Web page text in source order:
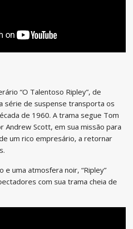
“O Talentoso Ripley”, de
série de suspense transporta os
de 1960. A trama segue Tom
Andrew Scott, em sua missão para
um rico empresário, a retornar
e uma atmosfera noir, “Ripley”
com sua trama cheia de